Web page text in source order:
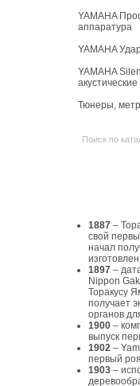
YAMAHA
аппаратура
YAMAHA
YAMAHA
акустические
Тюнеры,
1887 –
свой
начал
1897 –
Nippon
Торакусу
получает
органов
1900 –
выпуск
1902 –
первый
1903 –